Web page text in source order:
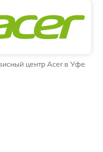
центр Acer в Уфе